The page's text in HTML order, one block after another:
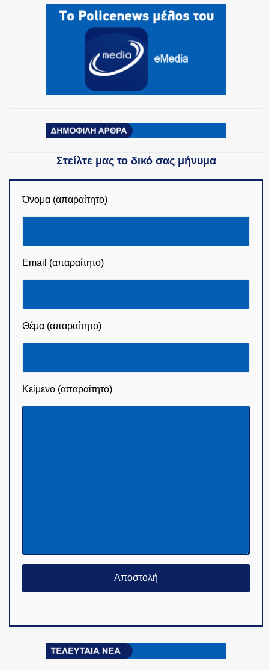
Στείλτε μας το δικό σας μήνυμα
Όνομα (απαραίτητο)
Email (απαραίτητο)
Θέμα (απαραίτητο)
Κείμενο (απαραίτητο)